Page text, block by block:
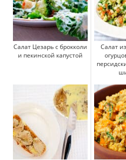
Салат Цезарь с брокколи
и пекинской капустой
Салат